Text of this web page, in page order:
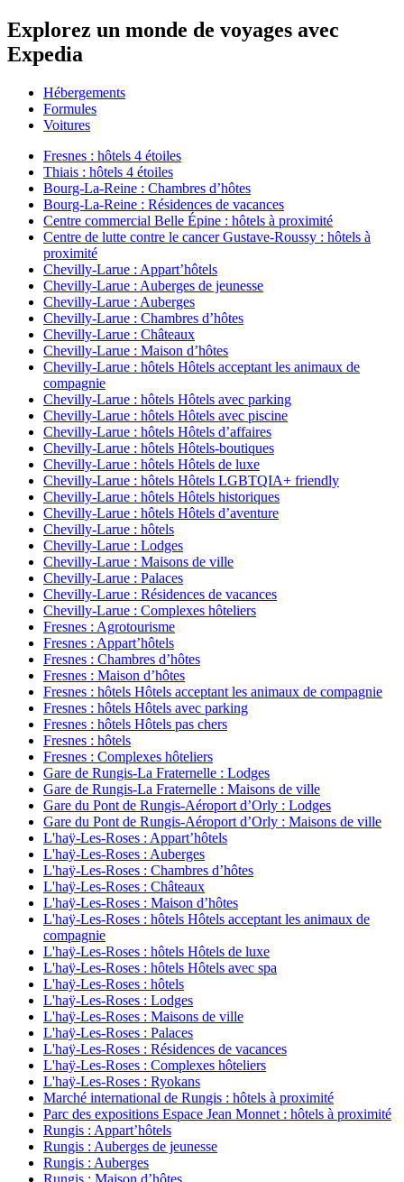
Explorez un monde de voyages avec
Expedia
Hébergements
Formules
Voitures
Fresnes : hôtels 4 étoiles
Thiais : hôtels 4 étoiles
Bourg-La-Reine : Chambres d’hôtes
Bourg-La-Reine : Résidences de vacances
Centre commercial Belle Épine : hôtels à proximité
Centre de lutte contre le cancer Gustave-Roussy : hôtels à
proximité
Chevilly-Larue : Appart’hôtels
Chevilly-Larue : Auberges de jeunesse
Chevilly-Larue : Auberges
Chevilly-Larue : Chambres d’hôtes
Chevilly-Larue : Châteaux
Chevilly-Larue : Maison d’hôtes
Chevilly-Larue : hôtels Hôtels acceptant les animaux de
compagnie
Chevilly-Larue : hôtels Hôtels avec parking
Chevilly-Larue : hôtels Hôtels avec piscine
Chevilly-Larue : hôtels Hôtels d’affaires
Chevilly-Larue : hôtels Hôtels-boutiques
Chevilly-Larue : hôtels Hôtels de luxe
Chevilly-Larue : hôtels Hôtels LGBTQIA+ friendly
Chevilly-Larue : hôtels Hôtels historiques
Chevilly-Larue : hôtels Hôtels d’aventure
Chevilly-Larue : hôtels
Chevilly-Larue : Lodges
Chevilly-Larue : Maisons de ville
Chevilly-Larue : Palaces
Chevilly-Larue : Résidences de vacances
Chevilly-Larue : Complexes hôteliers
Fresnes : Agrotourisme
Fresnes : Appart’hôtels
Fresnes : Chambres d’hôtes
Fresnes : Maison d’hôtes
Fresnes : hôtels Hôtels acceptant les animaux de compagnie
Fresnes : hôtels Hôtels avec parking
Fresnes : hôtels Hôtels pas chers
Fresnes : hôtels
Fresnes : Complexes hôteliers
Gare de Rungis-La Fraternelle : Lodges
Gare de Rungis-La Fraternelle : Maisons de ville
Gare du Pont de Rungis-Aéroport d’Orly : Lodges
Gare du Pont de Rungis-Aéroport d’Orly : Maisons de ville
L'haÿ-Les-Roses : Appart’hôtels
L'haÿ-Les-Roses : Auberges
L'haÿ-Les-Roses : Chambres d’hôtes
L'haÿ-Les-Roses : Châteaux
L'haÿ-Les-Roses : Maison d’hôtes
L'haÿ-Les-Roses : hôtels Hôtels acceptant les animaux de
compagnie
L'haÿ-Les-Roses : hôtels Hôtels de luxe
L'haÿ-Les-Roses : hôtels Hôtels avec spa
L'haÿ-Les-Roses : hôtels
L'haÿ-Les-Roses : Lodges
L'haÿ-Les-Roses : Maisons de ville
L'haÿ-Les-Roses : Palaces
L'haÿ-Les-Roses : Résidences de vacances
L'haÿ-Les-Roses : Complexes hôteliers
L'haÿ-Les-Roses : Ryokans
Marché international de Rungis : hôtels à proximité
Parc des expositions Espace Jean Monnet : hôtels à proximité
Rungis : Appart’hôtels
Rungis : Auberges de jeunesse
Rungis : Auberges
Rungis : Maison d’hôtes